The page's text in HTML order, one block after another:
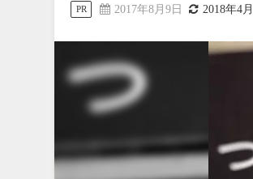
PR 2017年8月9日 2018年4